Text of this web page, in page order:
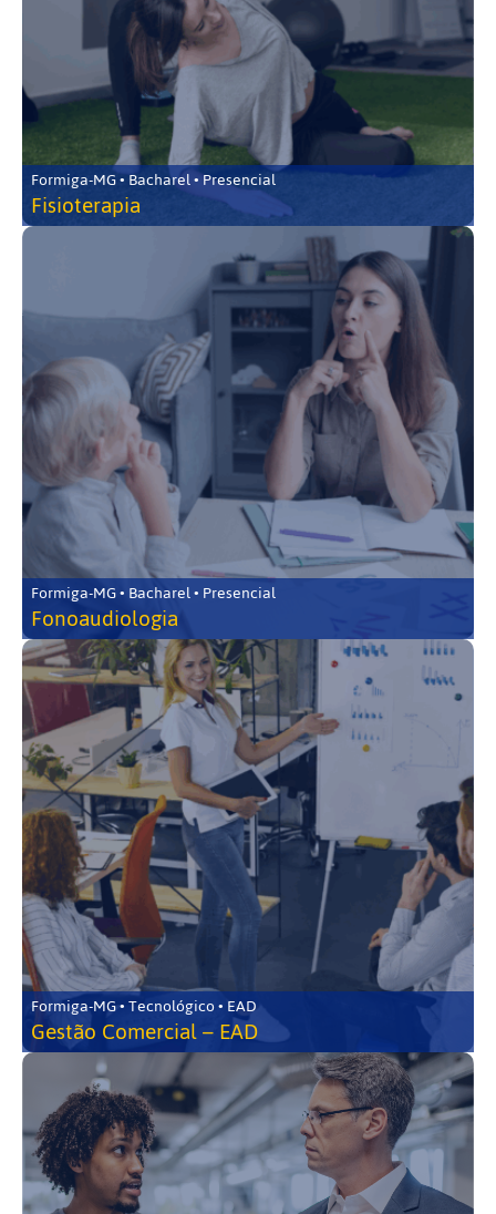
Formiga-MG • Bacharel • Presencial
Fisioterapia
Formiga-MG • Bacharel • Presencial
Fonoaudiologia
Formiga-MG • Tecnológico • EAD
Gestão Comercial – EAD